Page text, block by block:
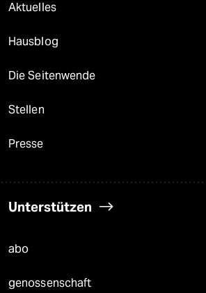
Aktuelles
Hausblog
Die Seitenwende
Stellen
Presse
Unterstützen
abo
genossenschaft